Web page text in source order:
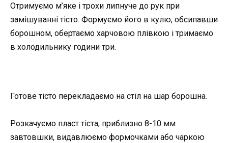
Отримуємо м’яке і трохи липнуче до рук при
замішуванні тісто. Формуємо його в кулю, обсипавши
борошном, обертаємо харчовою плівкою і тримаємо
в холодильнику години три.
Готове тісто перекладаємо на стіл на шар борошна.
Розкачуємо пласт тіста, приблизно 8-10 мм
завтовшки, видавлюємо формочками або чаркою